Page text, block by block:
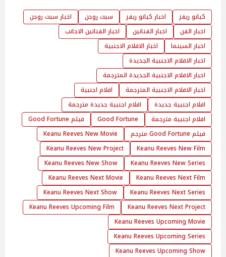
كيانو ريفز اخبار كيانو ريفز سيث روجن
اخبار سيث روجن
اخبار الفن
اخبار الفنانين
اخبار الفنانين الاجانب
اخبار السينما
اخبار الافلام الاجنبية
اخبار الافلام الاجنبية الجديدة
اخبار الافلام الاجنبية الجديدة المترجمة
اخبار الافلام الاجنبية المترجمة
افلام اجنبية
افلام اجنبية جديدة
افلام اجنبية جديدة مترجمة
افلام اجنبية مترجمة
Good Fortune
فيلم Good Fortune
فيلم Good Fortune مترجم
Keanu Reeves New Movie
Keanu Reeves New Film
Keanu Reeves New Project
Keanu Reeves New Series
Keanu Reeves New Show
Keanu Reeves Next Film
Keanu Reeves Next Movie
Keanu Reeves Next Series
Keanu Reeves Next Show
Keanu Reeves Next Project
Keanu Reeves Upcoming Film
Keanu Reeves Upcoming Movie
Keanu Reeves Upcoming Series
Keanu Reeves Upcoming Show